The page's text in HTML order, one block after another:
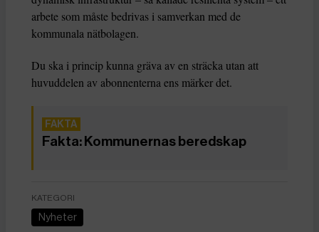
arbete som måste bedrivas i samverkan med de
kommunala nätbolagen.
Du ska i princip kunna gräva av en sträcka utan att
huvuddelen av abonnenterna ens märker det.
Fakta: Kommunernas beredskap
KATEGORI
Nyheter